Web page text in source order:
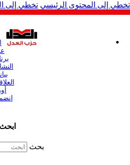
المحتوى الرئيسي تخطي إلى التذييل
عن
برنامج
النشاط
بيانات
العلاقات
أوراق
انضم الي
ابحث في